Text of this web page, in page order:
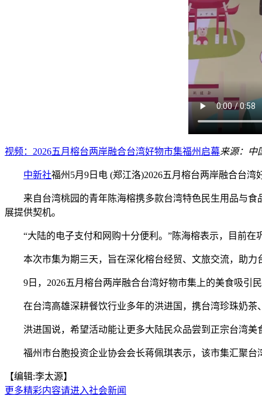
视频：2026五月榕台两岸融合台湾好物市集福州启幕来源：中
中新社福州5月9日电 (郑江洛)2026五月榕台两岸融合台湾
来自台湾桃园的青年陈海榕携多款台湾特色民生用品与食
展提供契机。
“大陆的电子支付和网购十分便利。”陈海榕表示，目前在
本次市集为期三天，旨在深化榕台经贸、文旅交流，助力
9日，2026五月榕台两岸融合台湾好物市集上的美食吸引
在台湾高雄深耕餐饮行业多年的洪进国，携台湾珍珠奶茶
洪进国说，希望活动能让更多大陆民众品尝到正宗台湾美
福州市台胞投资企业协会会长蒋佩琪表示，该市集汇聚台
【编辑:李太源】
更多精彩内容请进入社会新闻